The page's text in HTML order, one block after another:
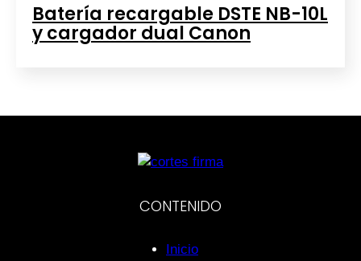
Batería recargable DSTE NB-10L
y cargador dual Canon
CONTENIDO
Inicio